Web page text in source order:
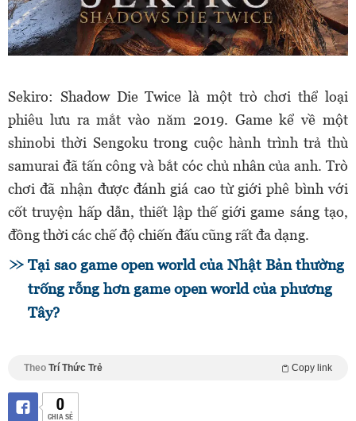
Sekiro: Shadow Die Twice là một trò chơi thể loại
phiêu lưu ra mắt vào năm 2019. Game kể về một
shinobi thời Sengoku trong cuộc hành trình trả thù
samurai đã tấn công và bắt cóc chủ nhân của anh. Trò
chơi đã nhận được đánh giá cao từ giới phê bình với
cốt truyện hấp dẫn, thiết lập thế giới game sáng tạo,
đồng thời các chế độ chiến đấu cũng rất đa dạng.
Tại sao game open world của Nhật Bản thường
trống rỗng hơn game open world của phương
Tây?
Theo Trí Thức Trẻ Copy link
0
CHIA SẺ